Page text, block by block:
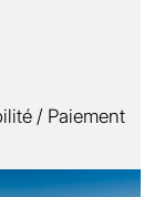
/ Paiement